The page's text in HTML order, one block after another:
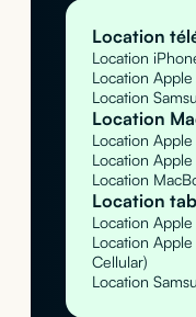
Location
Location
Location
Location
Location
Location
Location
Location
Location
Location
Location
Cellular)
Location